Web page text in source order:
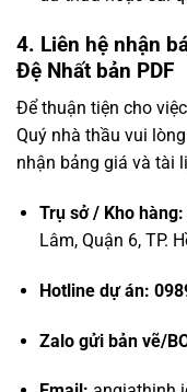
4. Liên hệ nhận
Đệ Nhất bản PDF
Để thuận tiện cho
Quý nhà thầu vui
nhận bảng giá và tài
Trụ sở / Kho hàng:
Lâm, Quận 6, TP.
Hotline dự án:
Zalo gửi bản vẽ/